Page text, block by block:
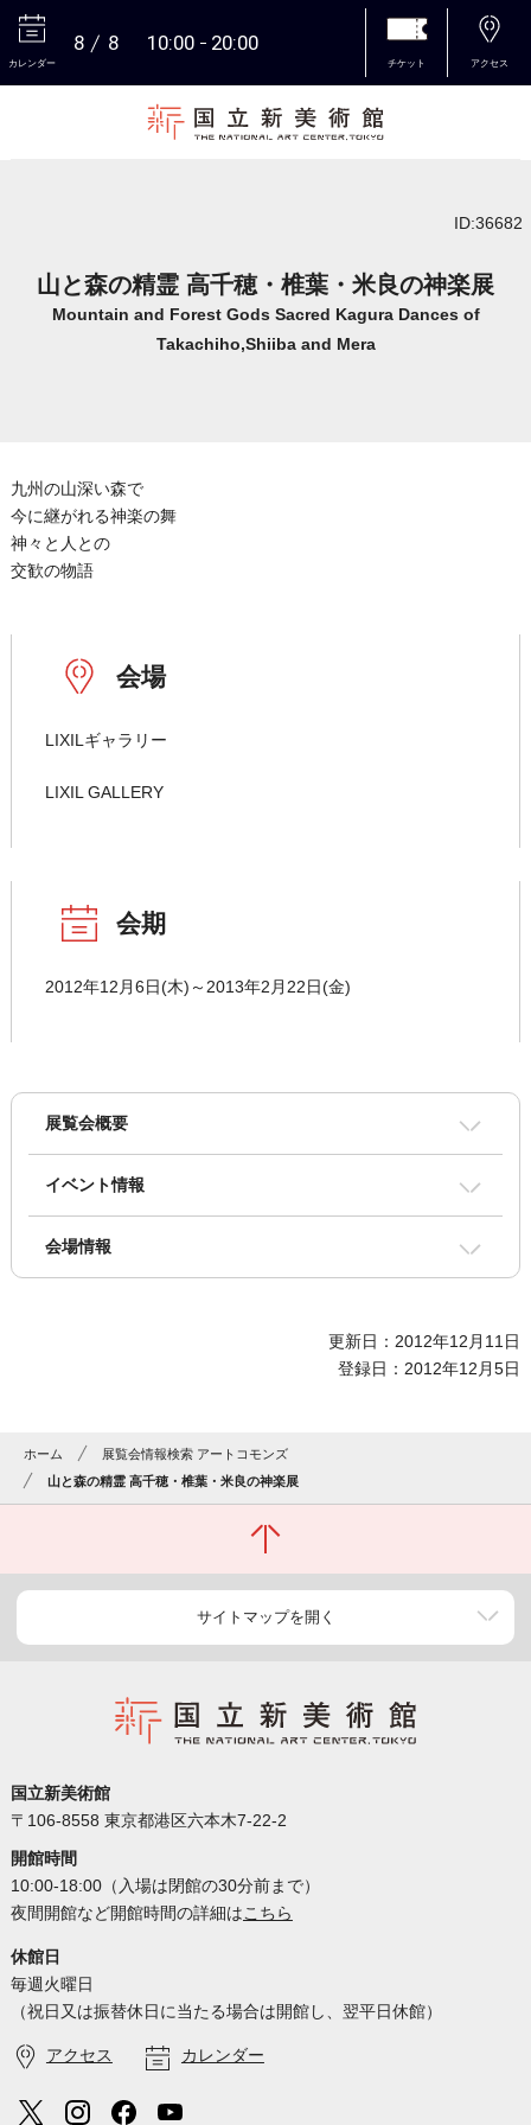
カレンダー
8 8 10:00 20:00
チケット アクセス
ID:36682
山と森の精霊 高千穂・椎葉・米良の神楽展
Mountain and Forest Gods Sacred Kagura Dances of
Takachiho,Shiiba and Mera
九州の山深い森で
今に継がれる神楽の舞
神々と人との
交歓の物語
会場
LIXILギャラリー
LIXIL GALLERY
会期
2012年12月6日(木)～2013年2月22日(金)
展覧会概要
イベント情報
会場情報
更新日：2012年12月11日
登録日：2012年12月5日
ホーム
展覧会情報検索 アートコモンズ
山と森の精霊 高千穂・椎葉・米良の神楽展
サイトマップを開く
国立新美術館
〒106-8558 東京都港区六本木7-22-2
開館時間
10:00-18:00（入場は閉館の30分前まで）
夜間開館など開館時間の詳細はこちら
休館日
毎週火曜日
（祝日又は振替休日に当たる場合は開館し、翌平日休館）
アクセス カレンダー